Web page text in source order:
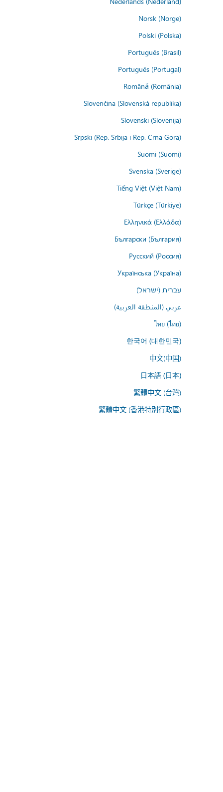
Norsk (Norge)
Polski (Polska)
Português (Brasil)
Português (Portugal)
Română (România)
Slovenčina (Slovenská republika)
Slovenski (Slovenija)
Srpski (Rep. Srbija i Rep. Crna Gora)
Suomi (Suomi)
Svenska (Sverige)
Tiếng Việt (Việt Nam)
Türkçe (Türkiye)
Ελληνικά (Ελλάδα)
Български (България)
Русский (Россия)
Українська (Україна)
עברית (ישראל)
عربي (المنطقة العربية)
ไทย (ไทย)
한국어 (대한민국)
中文(中国)
日本語 (日本)
繁體中文 (台灣)
繁體中文 (香港特別行政區)